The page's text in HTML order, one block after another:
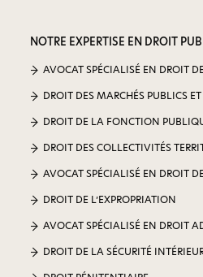
NOTRE EXPERTISE EN DROIT
AVOCAT SPÉCIALISÉ EN DROIT
DROIT DES MARCHÉS PUBLICS
DROIT DE LA FONCTION
DROIT DES COLLECTIVITÉS
AVOCAT SPÉCIALISÉ EN DROIT
DROIT DE L’EXPROPRIATION
AVOCAT SPÉCIALISÉ EN DROIT
DROIT DE LA SÉCURITÉ